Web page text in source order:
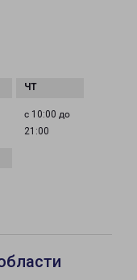
с 10:00 до
21:00